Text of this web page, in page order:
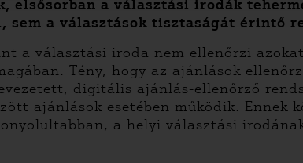
elsősorban a választási irodák
sem a választások tisztaságát érintő
a választási iroda nem ellenőrzi
Tény, hogy az ajánlások
digitális ajánlás-ellenőrző
ajánlások esetében működik.
a helyi választási